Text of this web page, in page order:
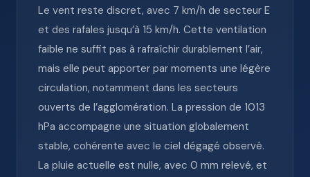
Le vent reste discret, avec 7 km/h de secteur E
et des rafales jusqu’à 15 km/h. Cette ventilation
faible ne suffit pas à rafraîchir durablement l’air,
mais elle peut apporter par moments une légère
circulation, notamment dans les secteurs
ouverts de l’agglomération. La pression de 1013
hPa accompagne une situation globalement
stable, cohérente avec le ciel dégagé observé.
La pluie actuelle est nulle, avec 0 mm relevé, et